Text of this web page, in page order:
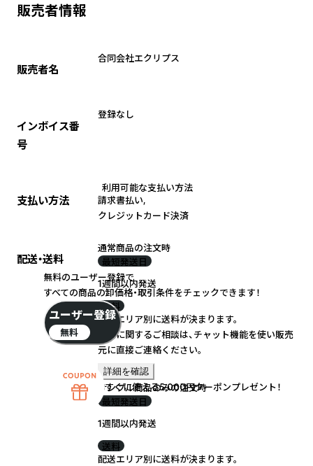
販売者情報
販売者名
合同会社エクリプス
インボイス番
号
登録なし
支払い方法
利用可能な支払い方法
請求書払い,
クレジットカード決済
配送・送料
通常商品の注文時
最短発送日
1週間以内発送
送料
配送エリア別に送料が決まります。
送料に関するご相談は、チャット機能を使い販売
元に直接ご連絡ください。
詳細を確認
サンプル商品のみの注文時
最短発送日
1週間以内発送
送料
配送エリア別に送料が決まります。
無料のユーザー登録で
すべての商品の卸価格・取引条件をチェックできます！
ユーザー登録
無料
すぐに使える5,000円クーポンプレゼント！